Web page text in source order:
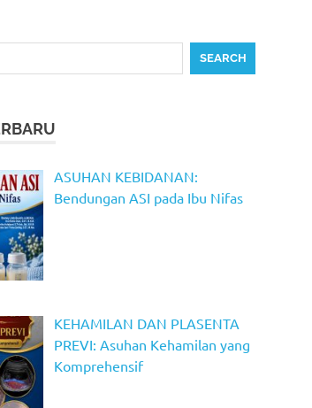
SEARCH
ASUHAN KEBIDANAN:
Bendungan ASI pada Ibu Nifas
KEHAMILAN DAN PLASENTA
PREVI: Asuhan Kehamilan yang
Komprehensif